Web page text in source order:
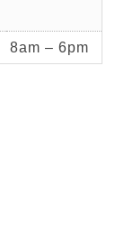
8am – 6pm